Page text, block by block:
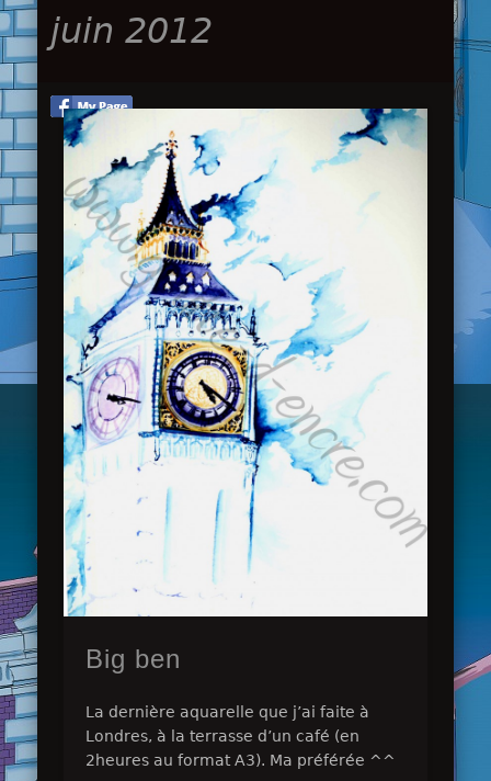
juin 2012
Big ben
La dernière aquarelle que j’ai faite à
Londres, à la terrasse d’un café (en
2heures au format A3). Ma préférée ^^